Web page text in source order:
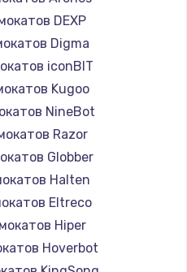
руб.
сенсора
режимов конфорки
DEXP
Digma
iconBIT
Kugoo
NineBot
Razor
Globber
Halten
Eltreco
Hiper
Hoverbot